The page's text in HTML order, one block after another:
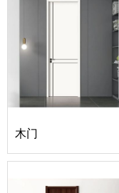
木门